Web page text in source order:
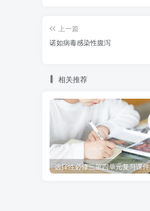
上一篇
诺如病毒感染性腹泻
相关推荐
选择性必修三第四单元复习课件